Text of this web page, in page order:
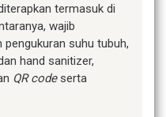
termasuk di
wajib
pengukuran suhu tubuh,
hand sanitizer,
QR codeserta